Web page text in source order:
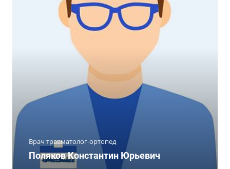
Врач травматолог-ортопед
Поляков Константин Юрьевич